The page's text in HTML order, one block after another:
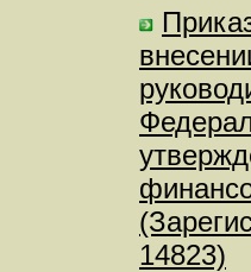
14823)